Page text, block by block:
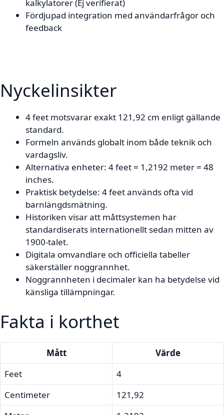
kalkylatorer (Ej verifierat)
Fördjupad integration med användarfrågor och
feedback
Nyckelinsikter
4 feet motsvarar exakt 121,92 cm enligt gällande
standard.
Formeln används globalt inom både teknik och
vardagsliv.
Alternativa enheter: 4 feet = 1,2192 meter = 48
inches.
Praktisk betydelse: 4 feet används ofta vid
barnlängdsmätning.
Historiken visar att måttsystemen har
standardiserats internationellt sedan mitten av
1900-talet.
Digitala omvandlare och officiella tabeller
säkerställer noggrannhet.
Noggrannheten i decimaler kan ha betydelse vid
känsliga tillämpningar.
Fakta i korthet
Mått
Värde
Feet
4
Centimeter
121,92